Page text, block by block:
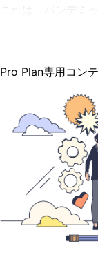
これは、パンデミ
Pro Plan専用コン